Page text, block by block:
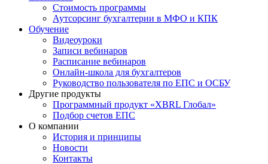
Стоимость программы
Аутсорсинг бухгалтерии в МФО и КПК
Обучение
Видеоуроки
Записи вебинаров
Расписание вебинаров
Онлайн-школа для бухгалтеров
Руководство пользователя по ЕПС и ОСБУ
Другие продукты
Программный продукт «XBRL Глобал»
Подбор счетов ЕПС
О компании
История и принципы
Новости
Контакты